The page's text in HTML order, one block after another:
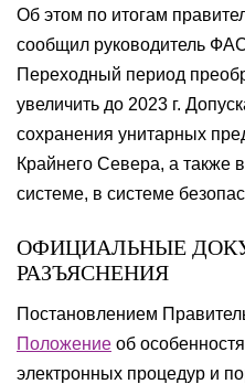
Об этом по итогам
сообщил руководитель
Переходный период
увеличить до 2023 г.
сохранения унитарных
Крайнего Севера, а также
системе, в системе
ОФИЦИАЛЬНЫЕ
РАЗЪЯСНЕНИЯ
Постановлением
Положение об
электронных процедур и